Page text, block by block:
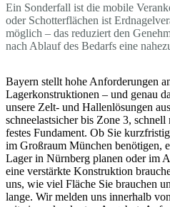
Ein Sonderfall ist die mobile
oder Schotterflächen ist
möglich – das reduziert den
nach Ablauf des Bedarfs eine
Bayern stellt hohe Anforderungen
Lagerkonstruktionen – und genau
unsere Zelt- und Hallenlösungen
schneelastsicher bis Zone 3,
festes Fundament. Ob Sie
im Großraum München benötigen,
Lager in Nürnberg planen oder im
eine verstärkte Konstruktion
uns, wie viel Fläche Sie brauchen
lange. Wir melden uns innerhalb